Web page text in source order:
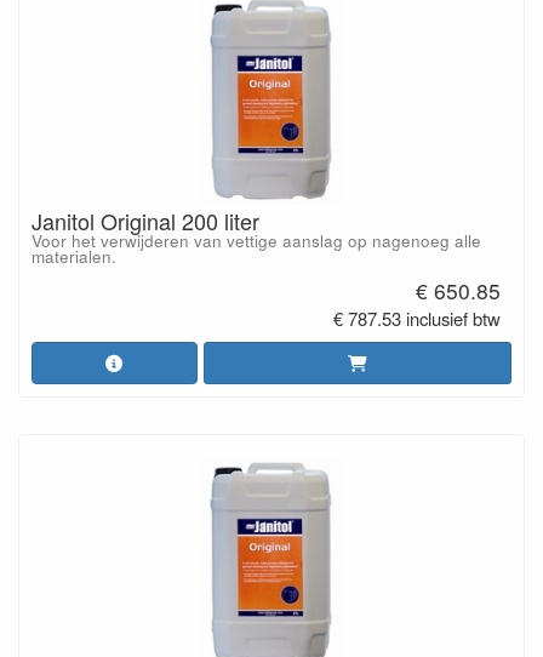
Janitol Original 200 liter
Voor het verwijderen van vettige aanslag op nagenoeg alle
materialen.
€ 650.85
€ 787.53 inclusief btw